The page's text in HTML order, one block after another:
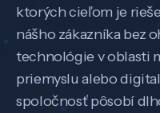
ktorých cieľom je
nášho zákazníka bez
technológie v oblasti
priemyslu alebo
spoločnosť pôsobí